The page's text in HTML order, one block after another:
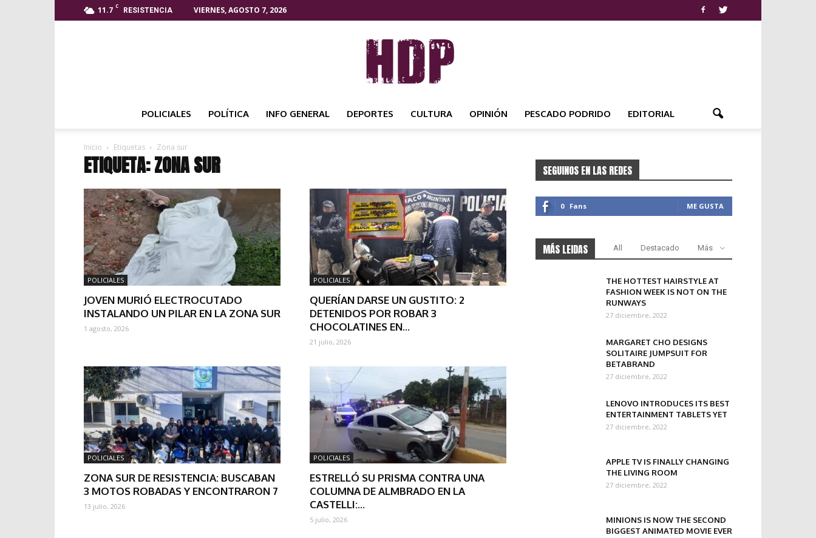
11.7 C
RESISTENCIA VIERNES, AGOSTO 7, 2026
NOTICIAS
POLICIALES POLÍTICA INFO GENERAL DEPORTES CULTURA OPINIÓN PESCADO PODRIDO EDITORIAL
Inicio Etiquetas Zona sur
ETIQUETA: ZONA SUR
POLICIALES
JOVEN MURIÓ ELECTROCUTADO
INSTALANDO UN PILAR EN LA ZONA SUR
1 agosto, 2026
POLICIALES
QUERÍAN DARSE UN GUSTITO: 2
DETENIDOS POR ROBAR 3
CHOCOLATINES EN...
21 julio, 2026
POLICIALES
ZONA SUR DE RESISTENCIA: BUSCABAN
3 MOTOS ROBADAS Y ENCONTRARON 7
13 julio, 2026
POLICIALES
ESTRELLÓ SU PRISMA CONTRA UNA
COLUMNA DE ALMBRADO EN LA
CASTELLI:...
5 julio, 2026
SEGUINOS EN LAS REDES
0 Fans ME GUSTA
MÁS LEIDAS All Destacado Más
THE HOTTEST HAIRSTYLE AT
FASHION WEEK IS NOT ON THE
RUNWAYS
27 diciembre, 2022
MARGARET CHO DESIGNS
SOLITAIRE JUMPSUIT FOR
BETABRAND
27 diciembre, 2022
LENOVO INTRODUCES ITS BEST
ENTERTAINMENT TABLETS YET
27 diciembre, 2022
APPLE TV IS FINALLY CHANGING
THE LIVING ROOM
27 diciembre, 2022
MINIONS IS NOW THE SECOND
BIGGEST ANIMATED MOVIE EVER